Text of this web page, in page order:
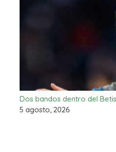
Dos bandos dentro del
5 agosto, 2026